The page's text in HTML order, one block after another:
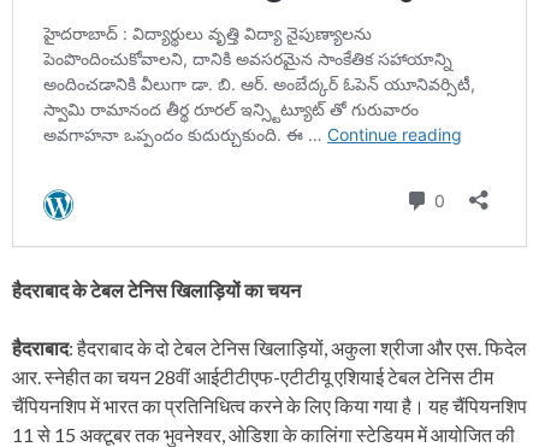
हैदराबाद के टेबल टेनिस खिलाड़ियों का चयन
हैदराबाद: हैदराबाद के दो टेबल टेनिस खिलाड़ियों, अकुला श्रीजा और एस. फिदेल
आर. स्नेहीत का चयन 28वीं आईटीटीएफ-एटीटीयू एशियाई टेबल टेनिस टीम
चैंपियनशिप में भारत का प्रतिनिधित्व करने के लिए किया गया है। यह चैंपियनशिप
11 से 15 अक्टूबर तक भुवनेश्वर, ओडिशा के कालिंगा स्टेडियम में आयोजित की